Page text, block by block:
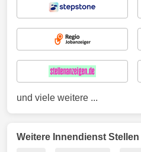
und viele weitere ...
Weitere Innendienst